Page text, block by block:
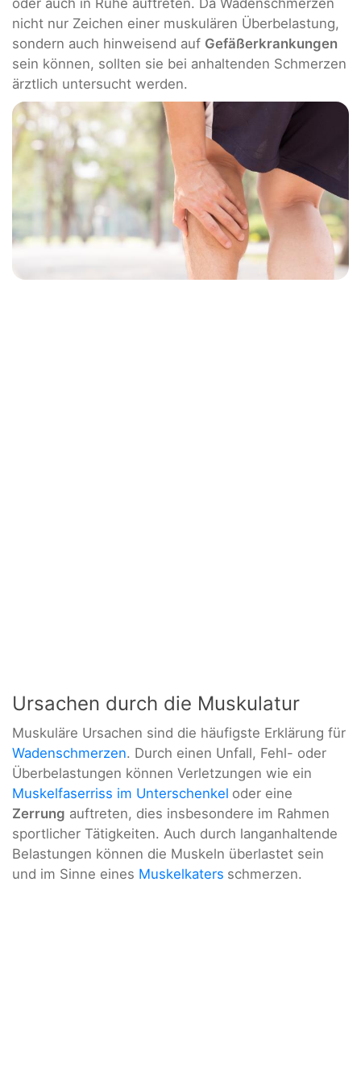
oder auch in Ruhe auftreten. Da Wadenschmerzen
nicht nur Zeichen einer muskulären Überbelastung,
sondern auch hinweisend auf Gefäßerkrankungen
sein können, sollten sie bei anhaltenden Schmerzen
ärztlich untersucht werden.
Ursachen durch die Muskulatur
Muskuläre Ursachen sind die häufigste Erklärung für
Wadenschmerzen. Durch einen Unfall, Fehl- oder
Überbelastungen können Verletzungen wie ein
Muskelfaserriss im Unterschenkel oder eine
Zerrung auftreten, dies insbesondere im Rahmen
sportlicher Tätigkeiten. Auch durch langanhaltende
Belastungen können die Muskeln überlastet sein
und im Sinne eines Muskelkaters schmerzen.